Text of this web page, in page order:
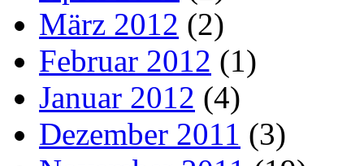
März 2012 (2)
Februar 2012 (1)
Januar 2012 (4)
Dezember 2011 (3)